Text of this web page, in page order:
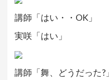
講師「はい・・OK」
実咲「はい」
講師「舞、どうだった?」